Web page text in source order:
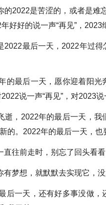
是苦涩的，或者是难
好好的说一声“再见”，2023
最后一天，2022年过得
最后一天，愿你迎着阳光
说一声“再见”，对2023说
2022年的最后一天，我
的。2022年的最后一天，也
前走时，别忘了回头看看
想，就默默去实现它，没
一天，还有好多事没做，